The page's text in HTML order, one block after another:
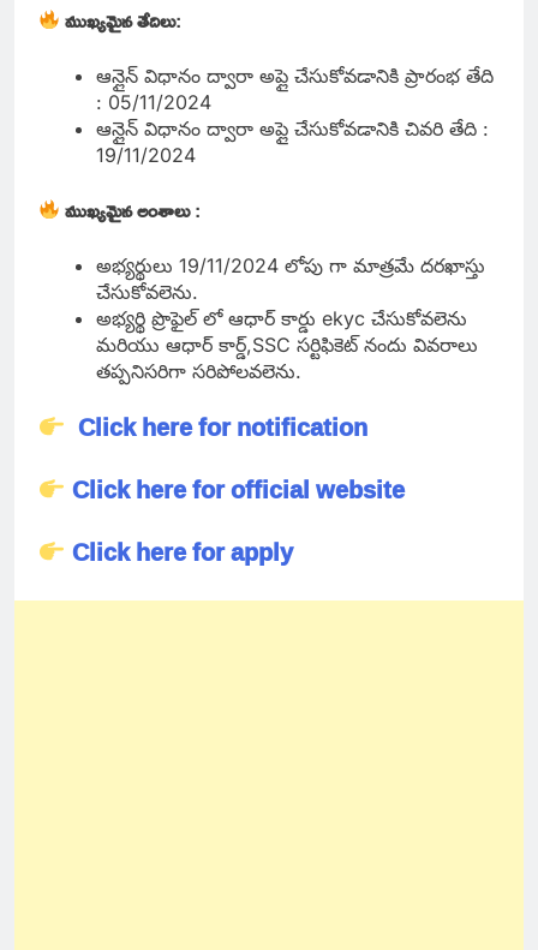
ముఖ్యమైన తేదిలు:
ఆన్లైన్ విధానం ద్వారా అప్లై చేసుకోవడానికి ప్రారంభ తేది
: 05/11/2024
ఆన్లైన్ విధానం ద్వారా అప్లై చేసుకోవడానికి చివరి తేది :
19/11/2024
ముఖ్యమైన అంశాలు:
అభ్యర్థులు 19/11/2024 లోపు గా మాత్రమే దరఖాస్తు
చేసుకోవలెను.
అభ్యర్థి ప్రొఫైల్ లో ఆధార్ కార్డు ekyc చేసుకోవలెను
మరియు ఆధార్ కార్డ్,SSC సర్టిఫికెట్ నందు వివరాలు
తప్పనిసరిగా సరిపోలవలెను.
Click here for notification
Click here for official website
Click here for apply